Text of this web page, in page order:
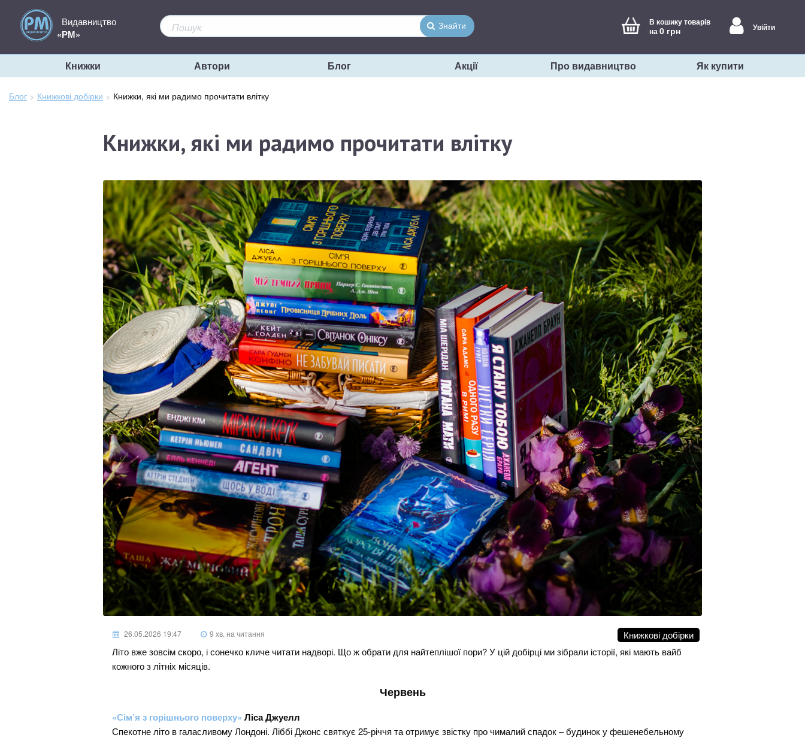
Видавництво
«РМ»
Знайти
В кошику товарів
на0 грн Увійти
Книжки Автори Блог Акції Про видавництво Як купити
Блог Книжкові добірки
Зараз
Книжки, які ми радимо прочитати влітку
Книжки, які ми радимо прочитати влітку
26.05.2026 19:47 9 хв. на читання
Книжкові добірки
Літо вже зовсім скоро, і сонечко кличе читати надворі. Що ж обрати для найтеплішої пори? У цій добірці ми зібрали історії, які мають вайб
кожного з літніх місяців.
Червень
«Сім’я з горішнього поверху» Ліса Джуелл
Спекотне літо в галасливому Лондоні. Ліббі Джонс святкує 25-річчя та отримує звістку про чималий спадок – будинок у фешенебельному